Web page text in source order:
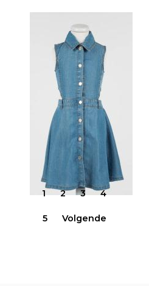
Twinset jurk
€ 159,95 € 47,98
1 2 3 4
5 Volgende